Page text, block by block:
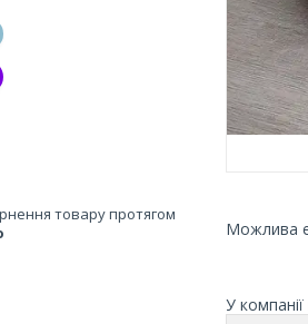
У
товару протягом